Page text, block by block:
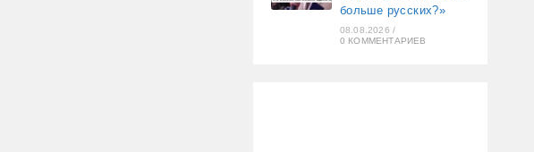
больше русских?»
08.08.2026 /
0 КОММЕНТАРИЕВ